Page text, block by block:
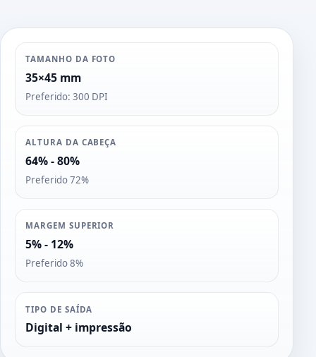
TAMANHO DA FOTO
35×45 mm
Preferido: 300 DPI
ALTURA DA CABEÇA
64% - 80%
Preferido 72%
MARGEM SUPERIOR
5% - 12%
Preferido 8%
TIPO DE SAÍDA
Digital + impressão